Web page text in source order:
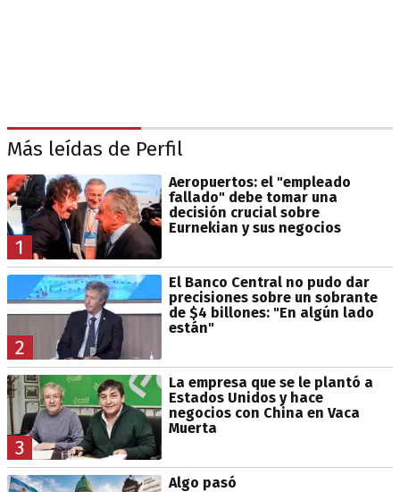
Más leídas de Perfil
1
Aeropuertos: el "empleado
fallado" debe tomar una
decisión crucial sobre
Eurnekian y sus negocios
2
El Banco Central no pudo dar
precisiones sobre un sobrante
de $4 billones: "En algún lado
están"
3
La empresa que se le plantó a
Estados Unidos y hace
negocios con China en Vaca
Muerta
Algo pasó